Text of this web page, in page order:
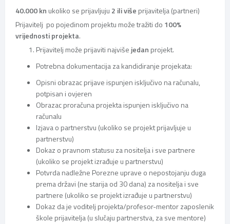
40.000 kn ukoliko se prijavljuju 2 ili više prijavitelja (partneri)
Prijavitelj po pojedinom projektu može tražiti do 100%
vrijednosti projekta.
Prijavitelj može prijaviti najviše jedan projekt.
Potrebna dokumentacija za kandidiranje projekata:
Opisni obrazac prijave ispunjen isključivo na računalu,
potpisan i ovjeren
Obrazac proračuna projekta ispunjen isključivo na
računalu
Izjava o partnerstvu (ukoliko se projekt prijavljuje u
partnerstvu)
Dokaz o pravnom statusu za nositelja i sve partnere
(ukoliko se projekt izrađuje u partnerstvu)
Potvrda nadležne Porezne uprave o nepostojanju duga
prema državi (ne starija od 30 dana) za nositelja i sve
partnere (ukoliko se projekt izrađuje u partnerstvu)
Dokaz da je voditelj projekta/profesor-mentor zaposlenik
škole prijavitelja (u slučaju partnerstva, za sve mentore)